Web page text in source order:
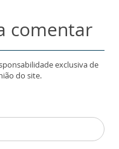
comentar
exclusiva de
do site.